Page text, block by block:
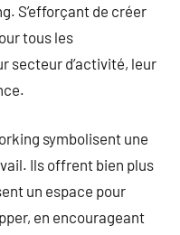
S’efforçant de créer
tous les
secteur d’activité, leur
symbolisent une
Ils offrent bien plus
un espace pour
en encourageant